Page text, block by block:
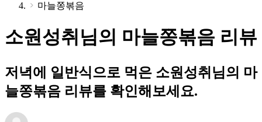
마늘쫑볶음
소원성취님의 마늘쫑볶음 리뷰
저녁에 일반식으로 먹은 소원성취님의 마
늘쫑볶음 리뷰를 확인해보세요.